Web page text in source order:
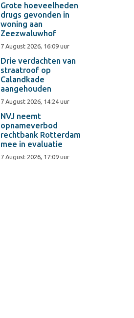
Grote hoeveelheden
drugs gevonden in
woning aan
Zeezwaluwhof
7 August 2026, 16:09 uur
Drie verdachten van
straatroof op
Calandkade
aangehouden
7 August 2026, 14:24 uur
NVJ neemt
opnameverbod
rechtbank Rotterdam
mee in evaluatie
7 August 2026, 17:09 uur